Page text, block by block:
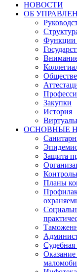
НОВОСТИ
ОБ
Функции
Закупки
История
ОСНОВНЫЕ
Защита
Планы
Судебная